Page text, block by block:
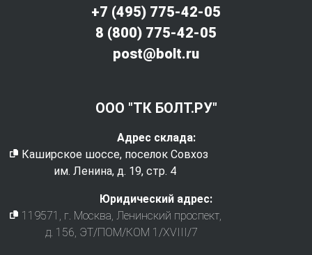
+7 (495) 775-42-05
8 (800) 775-42-05
post@bolt.ru
ООО "ТК БОЛТ.РУ"
Адрес склада:
Каширское шоссе, поселок Совхоз
им. Ленина, д. 19, стр. 4
Юридический адрес:
119571
, г. Москва Ленинский проспект,
д. 156, ЭТ/ПОМ/КОМ 1/XVIII/7